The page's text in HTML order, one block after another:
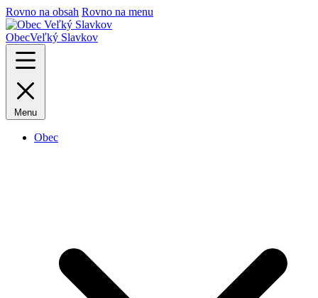
Rovno na obsah Rovno na menu
ObecVeľký Slavkov
Menu
Obec